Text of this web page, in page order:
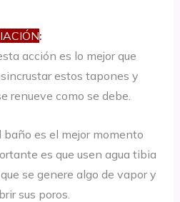
:
acción es lo mejor que
estos tapones y
renueve como se debe.
baño es el mejor momento
es que usen agua tibia
se genere algo de vapor y
sus poros.